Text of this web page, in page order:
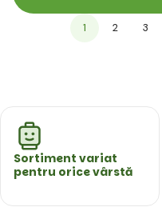
1 2 3
Sortiment variat
pentru orice vârstă